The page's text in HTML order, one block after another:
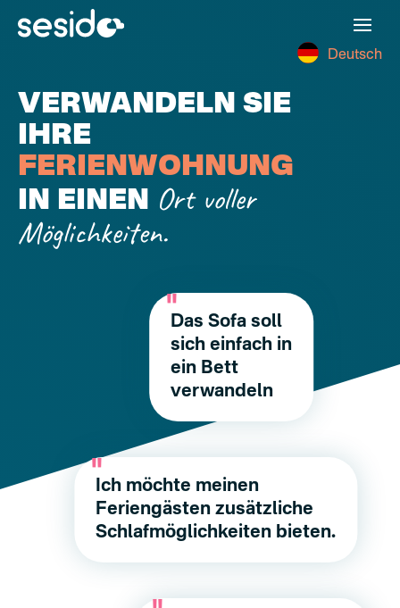
Deutsch
VERWANDELN SIE
IHRE
FERIENWOHNUNG
IN EINEN
Ort voller
Möglichkeiten.
Das Sofa soll
sich einfach in
ein Bett
verwandeln
Ich möchte meinen
Feriengästen zusätzliche
Schlafmöglichkeiten bieten.